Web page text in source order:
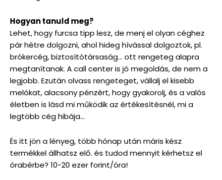
Hogyan tanuld meg?
Lehet, hogy furcsa tipp lesz, de menj el olyan céghez
pár hétre dolgozni, ahol hideg hívással dolgoztok, pl.
brókercég, biztosítótársaság… ott rengeteg alapra
megtanítanak. A call center is jó megoldás, de nem a
legjobb. Ezután olvass rengeteget, vállalj el kisebb
melókat, alacsony pénzért, hogy gyakorolj, és a valós
életben is lásd mi működik az értékesítésnél, mi a
legtöbb cég hibája…
És itt jön a lényeg, több hónap után máris kész
termékkel állhatsz elő. és tudod mennyit kérhetsz el
órabérbe? 10-20 ezer forint/óra!